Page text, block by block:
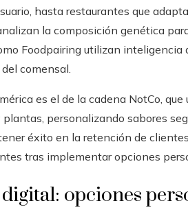
hasta restaurantes que
la composición genética
Foodpairing utilizan inteligencia
comensal.
es el de la cadena NotCo,
personalizando sabores
éxito en la retención de
tras implementar opciones
opciones